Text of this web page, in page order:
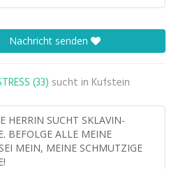
Nachricht senden
(33) sucht in Kufstein
HERRIN SUCHT SKLAVIN-
BEFOLGE ALLE MEINE
MEIN, MEINE SCHMUTZIGE